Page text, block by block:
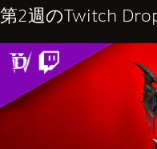
第2週のTwitch